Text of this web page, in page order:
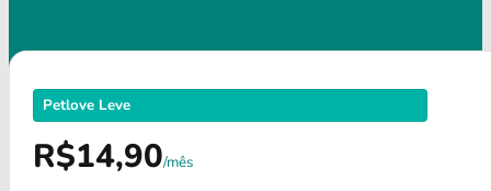
Petlove Leve
R$14,90/mês